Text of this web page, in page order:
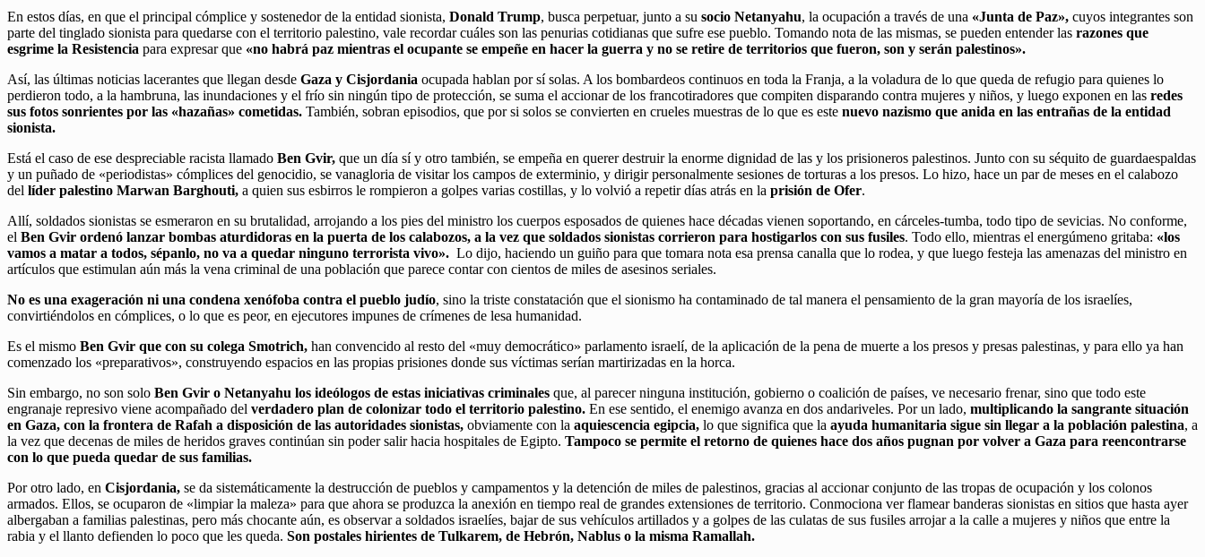
En estos días, en que el principal cómplice y sostenedor de la entidad sionista, Donald Trump, busca perpetuar, junto a su socio Netanyahu, la ocupación a través de una «Junta de Paz», cuyos integrantes son
parte del tinglado sionista para quedarse con el territorio palestino, vale recordar cuáles son las penurias cotidianas que sufre ese pueblo. Tomando nota de las mismas, se pueden entender las razones que
esgrime la Resistencia para expresar que «no habrá paz mientras el ocupante se empeñe en hacer la guerra y no se retire de territorios que fueron, son y serán palestinos».
Así, las últimas noticias lacerantes que llegan desde Gaza y Cisjordania ocupada hablan por sí solas. A los bombardeos continuos en toda la Franja, a la voladura de lo que queda de refugio para quienes lo
perdieron todo, a la hambruna, las inundaciones y el frío sin ningún tipo de protección, se suma el accionar de los francotiradores que compiten disparando contra mujeres y niños, y luego exponen en las redes
sus fotos sonrientes por las «hazañas» cometidas. También, sobran episodios, que por si solos se convierten en crueles muestras de lo que es este nuevo nazismo que anida en las entrañas de la entidad
sionista.
Está el caso de ese despreciable racista llamado Ben Gvir, que un día sí y otro también, se empeña en querer destruir la enorme dignidad de las y los prisioneros palestinos. Junto con su séquito de guardaespaldas
y un puñado de «periodistas» cómplices del genocidio, se vanagloria de visitar los campos de exterminio, y dirigir personalmente sesiones de torturas a los presos. Lo hizo, hace un par de meses en el calabozo
del líder palestino Marwan Barghouti, a quien sus esbirros le rompieron a golpes varias costillas, y lo volvió a repetir días atrás en la prisión de Ofer.
Allí, soldados sionistas se esmeraron en su brutalidad, arrojando a los pies del ministro los cuerpos esposados de quienes hace décadas vienen soportando, en cárceles-tumba, todo tipo de sevicias. No conforme,
el Ben Gvir ordenó lanzar bombas aturdidoras en la puerta de los calabozos, a la vez que soldados sionistas corrieron para hostigarlos con sus fusiles. Todo ello, mientras el energúmeno gritaba: «los
vamos a matar a todos, sépanlo, no va a quedar ninguno terrorista vivo». Lo dijo, haciendo un guiño para que tomara nota esa prensa canalla que lo rodea, y que luego festeja las amenazas del ministro en
artículos que estimulan aún más la vena criminal de una población que parece contar con cientos de miles de asesinos seriales.
No es una exageración ni una condena xenófoba contra el pueblo judío, sino la triste constatación que el sionismo ha contaminado de tal manera el pensamiento de la gran mayoría de los israelíes,
convirtiéndolos en cómplices, o lo que es peor, en ejecutores impunes de crímenes de lesa humanidad.
Es el mismo Ben Gvir que con su colega Smotrich, han convencido al resto del «muy democrático» parlamento israelí, de la aplicación de la pena de muerte a los presos y presas palestinas, y para ello ya han
comenzado los «preparativos», construyendo espacios en las propias prisiones donde sus víctimas serían martirizadas en la horca.
Sin embargo, no son solo Ben Gvir o Netanyahu los ideólogos de estas iniciativas criminales que, al parecer ninguna institución, gobierno o coalición de países, ve necesario frenar, sino que todo este
engranaje represivo viene acompañado del verdadero plan de colonizar todo el territorio palestino. En ese sentido, el enemigo avanza en dos andariveles. Por un lado, multiplicando la sangrante situación
en Gaza, con la frontera de Rafah a disposición de las autoridades sionistas, obviamente con la aquiescencia egipcia, lo que significa que la ayuda humanitaria sigue sin llegar a la población palestina, a
la vez que decenas de miles de heridos graves continúan sin poder salir hacia hospitales de Egipto. Tampoco se permite el retorno de quienes hace dos años pugnan por volver a Gaza para reencontrarse
con lo que pueda quedar de sus familias.
Por otro lado, en Cisjordania, se da sistemáticamente la destrucción de pueblos y campamentos y la detención de miles de palestinos, gracias al accionar conjunto de las tropas de ocupación y los colonos
armados. Ellos, se ocuparon de «limpiar la maleza» para que ahora se produzca la anexión en tiempo real de grandes extensiones de territorio. Conmociona ver flamear banderas sionistas en sitios que hasta ayer
albergaban a familias palestinas, pero más chocante aún, es observar a soldados israelíes, bajar de sus vehículos artillados y a golpes de las culatas de sus fusiles arrojar a la calle a mujeres y niños que entre la
rabia y el llanto defienden lo poco que les queda. Son postales hirientes de Tulkarem, de Hebrón, Nablus o la misma Ramallah.